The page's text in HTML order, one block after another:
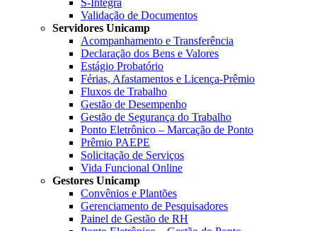
Validação de Documentos
Servidores Unicamp
Acompanhamento e Transferência
Declaração dos Bens e Valores
Estágio Probatório
Férias, Afastamentos e Licença-Prêmio
Fluxos de Trabalho
Gestão de Desempenho
Gestão de Segurança do Trabalho
Ponto Eletrônico – Marcação de Ponto
Prêmio PAEPE
Solicitação de Serviços
Vida Funcional Online
Gestores Unicamp
Convênios e Plantões
Gerenciamento de Pesquisadores
Painel de Gestão de RH